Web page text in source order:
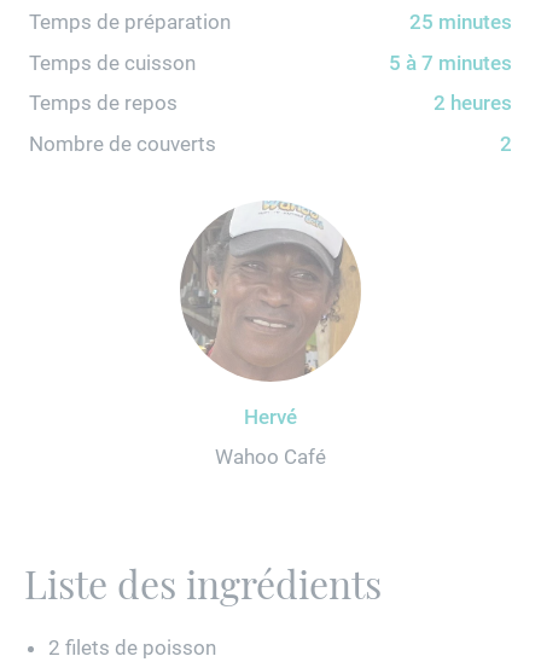
Temps de préparation
25 minutes
Temps de cuisson
5 à 7 minutes
Temps de repos
2 heures
Nombre de couverts
2
Hervé
Wahoo Café
Liste des ingrédients
2 filets de poisson